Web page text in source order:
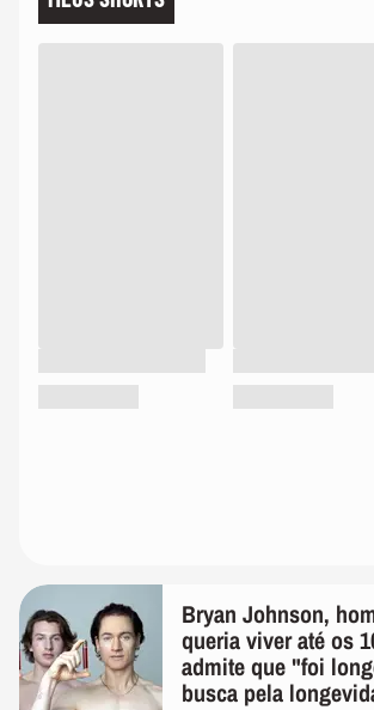
Bryan Johnson,
queria viver até os
admite que "foi
busca pela